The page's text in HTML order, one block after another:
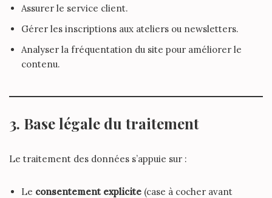
Assurer le service client.
Gérer les inscriptions aux ateliers ou newsletters.
Analyser la fréquentation du site pour améliorer le
contenu.
3. Base légale du traitement
Le traitement des données s’appuie sur :
Le consentement explicite (case à cocher avant